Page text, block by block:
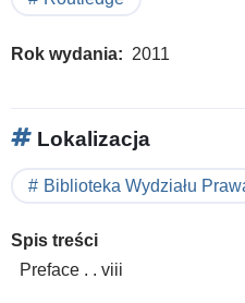
Rok wydania 2011
Lokalizacja
Biblioteka Wydziału
Spis treści
Preface . . viii